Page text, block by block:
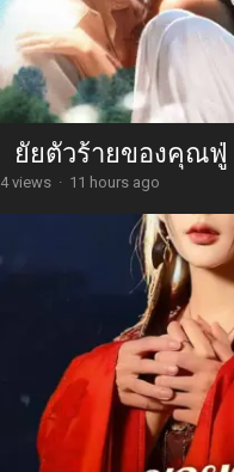
ยัยตัวร้ายของคุณฟู่
4 views · 11 hours ago